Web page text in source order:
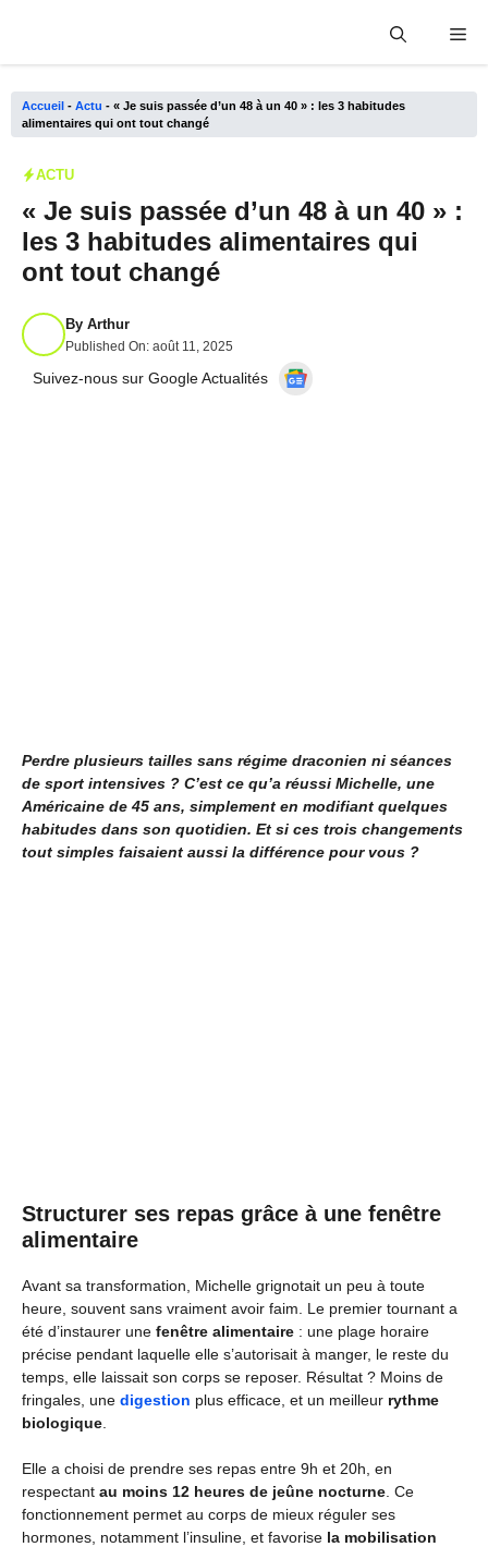
Accueil - Actu - « Je suis passée d’un 48 à un 40 » : les 3 habitudes
alimentaires qui ont tout changé
ACTU
« Je suis passée d’un 48 à un 40 » :
les 3 habitudes alimentaires qui
ont tout changé
By Arthur
Published On: août 11, 2025
Suivez-nous sur Google Actualités
Perdre plusieurs tailles sans régime draconien ni séances
de sport intensives ? C’est ce qu’a réussi Michelle, une
Américaine de 45 ans, simplement en modifiant quelques
habitudes dans son quotidien. Et si ces trois changements
tout simples faisaient aussi la différence pour vous ?
Structurer ses repas grâce à une fenêtre
alimentaire
Avant sa transformation, Michelle grignotait un peu à toute
heure, souvent sans vraiment avoir faim. Le premier tournant a
été d’instaurer une fenêtre alimentaire : une plage horaire
précise pendant laquelle elle s’autorisait à manger, le reste du
temps, elle laissait son corps se reposer. Résultat ? Moins de
fringales, une digestion plus efficace, et un meilleur rythme
biologique
Elle a choisi de prendre ses repas entre 9h et 20h, en
respectant au moins 12 heures de jeûne nocturne . Ce
fonctionnement permet au corps de mieux réguler ses
hormones, notamment l’insuline, et favorise la mobilisation